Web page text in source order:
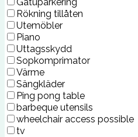
Rökning tillåten
Utemöbler
Piano
Uttagsskydd
Sopkomprimator
Värme
Sängkläder
Ping pong table
barbeque utensils
wheelchair access possible
tv